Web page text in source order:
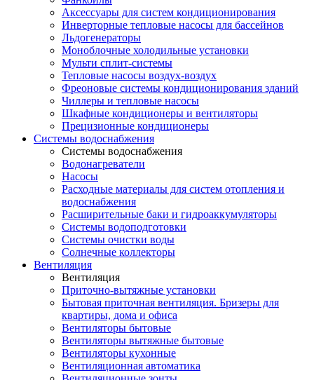
Аксессуары для систем кондиционирования
Инверторные тепловые насосы для бассейнов
Льдогенераторы
Моноблочные холодильные установки
Мульти сплит-системы
Тепловые насосы воздух-воздух
Фреоновые системы кондиционирования зданий
Чиллеры и тепловые насосы
Шкафные кондиционеры и вентиляторы
Прецизионные кондиционеры
Системы водоснабжения
Системы водоснабжения
Водонагреватели
Насосы
Расходные материалы для систем отопления и
водоснабжения
Расширительные баки и гидроаккумуляторы
Системы водоподготовки
Системы очистки воды
Солнечные коллекторы
Вентиляция
Вентиляция
Приточно-вытяжные установки
Бытовая приточная вентиляция. Бризеры для
квартиры, дома и офиса
Вентиляторы бытовые
Вентиляторы вытяжные бытовые
Вентиляторы кухонные
Вентиляционная автоматика